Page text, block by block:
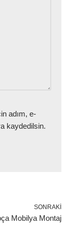
adım, e-
kaydedilsin.
SONRAKI
Mobilya Montaj